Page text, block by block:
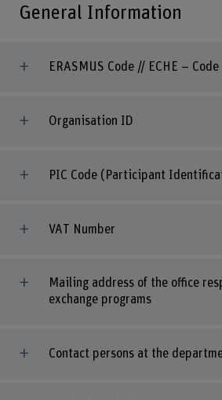
General Information
ERASMUS Code // ECHE – Code
Organisation ID
PIC Code (Participant
VAT Number
Mailing address of the office
exchange programs
Contact persons at the